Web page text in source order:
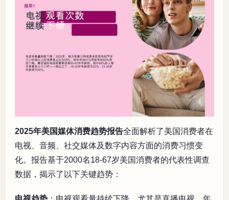
2025年美国媒体消费趋势报告全面解析了美国消费者在
电视、音频、社交媒体及数字内容方面的消费习惯变
化。报告基于2000名18-67岁美国消费者的代表性调查
数据，揭示了以下关键趋势：